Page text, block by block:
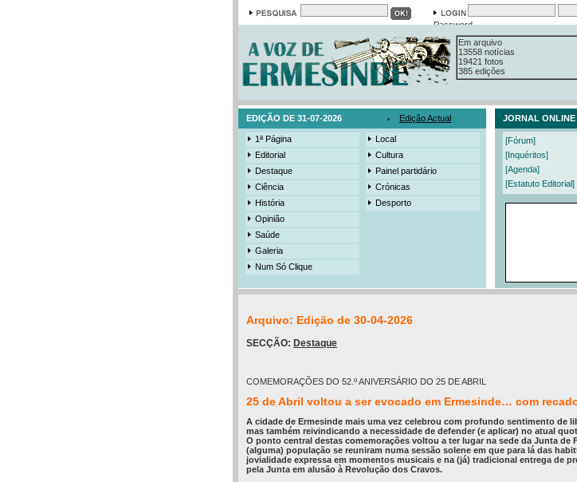
PasswordEm arquivo
19421 fotos
385 edições
3206 mensagens
525 registos
EDIÇÃO DE 31-07-2026 Edição Actual JORNAL ONLINE
1ª Página
Editorial
Destaque
Ciência
História
Opinião
Saúde
Galeria
Num Só Clique
Local
Cultura
Painel partidário
Crónicas
Desporto
[Fórum]
[Inquéritos]
[Agenda]
[Estatuto Editorial]
Arquivo: Edição de 30-04-2026
SECÇÃO: Destaque
COMEMORAÇÕES DO 52.º ANIVERSÁRIO DO 25 DE ABRIL
25 de Abril voltou a ser evocado em Ermesinde… com
A cidade de Ermesinde mais uma vez celebrou com profundo sentimento de
mas também reivindicando a necessidade de defender (e aplicar) no atual
O ponto central destas comemorações voltou a ter lugar na sede da Junta de
(alguma) população se reuniram numa sessão solene em que para lá das
jovialidade expressa em momentos musicais e na (já) tradicional entrega de
pela Junta em alusão à Revolução dos Cravos.